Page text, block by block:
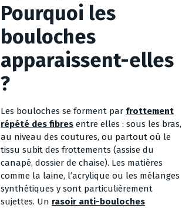
Pourquoi les
bouloches
apparaissent-elles
?
Les bouloches se forment par frottement
répété des fibres entre elles : sous les bras,
au niveau des coutures, ou partout où le
tissu subit des frottements (assise du
canapé, dossier de chaise). Les matières
comme la laine, l’acrylique ou les mélanges
synthétiques y sont particulièrement
sujettes. Un rasoir anti-bouloches